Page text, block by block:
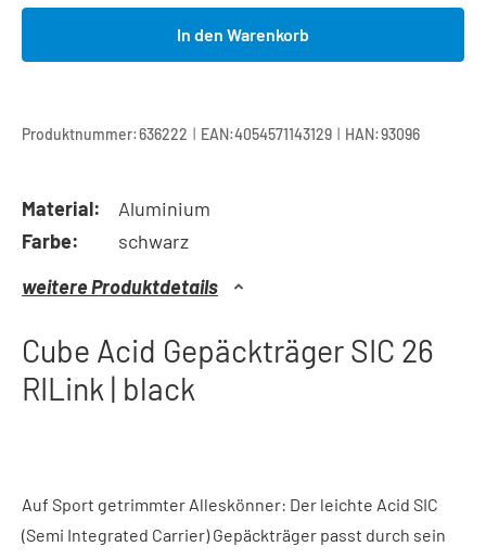
In den Warenkorb
Produktnummer:636222 | EAN:4054571143129 | HAN:93096
Material:
Aluminium
Farbe:
schwarz
weitere Produktdetails
Cube Acid Gepäckträger SIC 26
RILink | black
Auf Sport getrimmter Alleskönner: Der leichte Acid SIC
(Semi Integrated Carrier) Gepäckträger passt durch sein